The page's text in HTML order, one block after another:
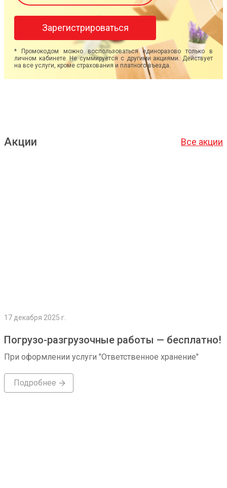
Зарегистрироваться
* Промокодом можно воспользоваться единоразово только в
личном кабинете. Не суммируется с другими акциями. Действует
на все услуги, кроме страхования и платного въезда.
Акции Все акции
17 декабря 2025 г.
Погрузо-разгрузочные работы — бесплатно!
При оформлении услуги "Ответственное хранение"
Подробнее